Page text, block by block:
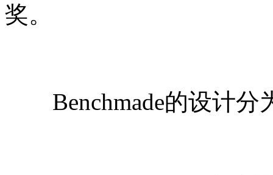
奖。
Benchmade的设计分